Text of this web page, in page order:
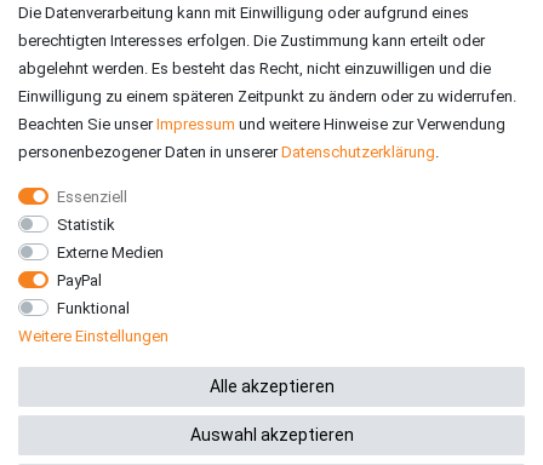
VERSAND
Die Datenverarbeitung kann mit Einwilligung oder aufgrund eines
berechtigten Interesses erfolgen. Die Zustimmung kann erteilt oder
abgelehnt werden. Es besteht das Recht, nicht einzuwilligen und die
Einwilligung zu einem späteren Zeitpunkt zu ändern oder zu widerrufen.
Beachten Sie unserImpressum und weitere Hinweise zur Verwendung
personenbezogener Daten in unsererDaten­schutz­erklärung.
Essenziell
Statistik
Externe Medien
PayPal
Funktional
Weitere Einstellungen
Alle akzeptieren
Auswahl akzeptieren